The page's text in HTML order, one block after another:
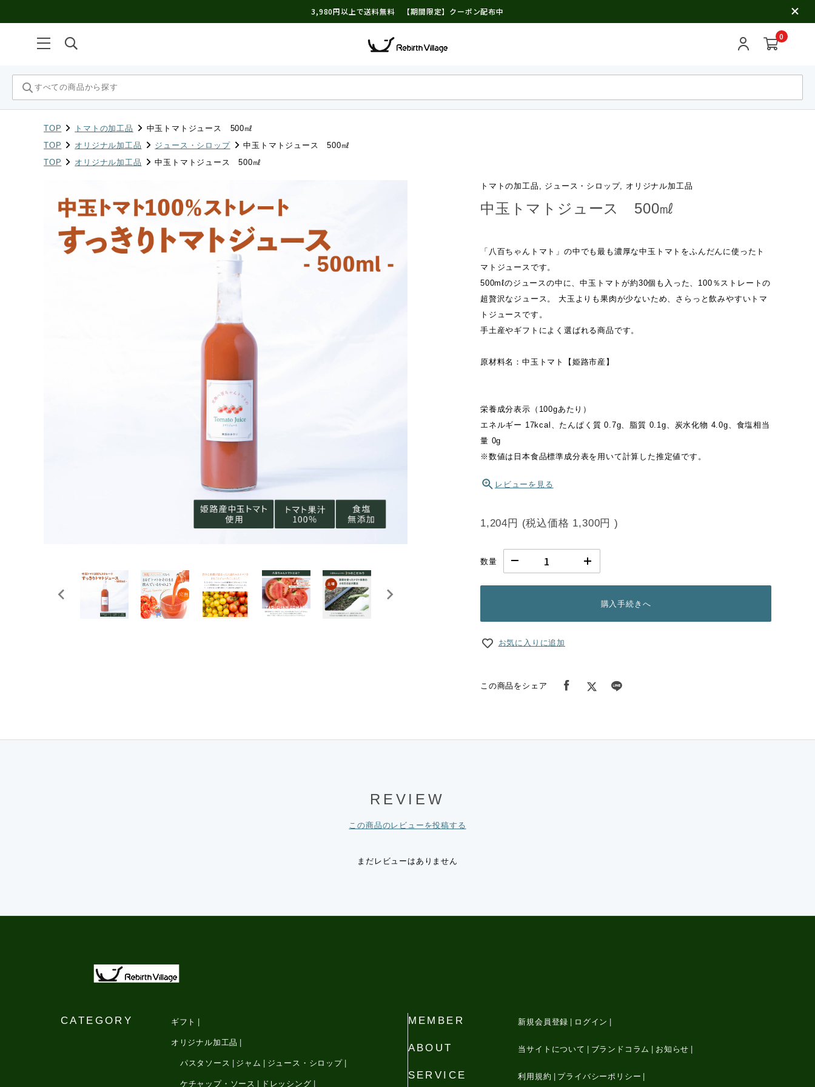
3,980円以上で送料無料 【期間限定】クーポン配布中
0
TOP トマトの加工品
中玉トマトジュース 500㎖
TOP
オリジナル加工品 ジュース・シロップ
中玉トマトジュース 500㎖
TOP
オリジナル加工品 中玉トマトジュース 500㎖
トマトの加工品, ジュース・シロップ, オリジナル加工品
中玉トマトジュース 500㎖
「八百ちゃんトマト」の中でも最も濃厚な中玉トマトをふんだんに使ったト
マトジュースです。
500mℓのジュースの中に、中玉トマトが約30個も入った、100％ストレートの
超贅沢なジュース。 大玉よりも果肉が少ないため、さらっと飲みやすいトマ
トジュースです。
手土産やギフトによく選ばれる商品です。
原材料名：中玉トマト【姫路市産】
栄養成分表示（100gあたり）
エネルギー 17kcal、たんぱく質 0.7g、脂質 0.1g、炭水化物 4.0g、食塩相当
量 0g
※数値は日本食品標準成分表を用いて計算した推定値です。
レビューを見る
1,204円 (税込価格 1,300円 )
数量
購入手続きへ
お気に入りに追加
この商品をシェア
REVIEW
この商品のレビューを投稿する
まだレビューはありません
CATEGORY ギフト
オリジナル加工品
パスタソース ジャム ジュース・シロップ
ケチャップ・ソース ドレッシング
MEMBER 新規会員登録 ログイン
ABOUT 当サイトについて ブランドコラム お知らせ
SERVICE 利用規約 プライバシーポリシー